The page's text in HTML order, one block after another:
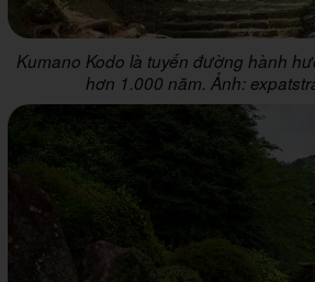
Kumano Kodo là tuyến đường hành
hơn 1.000 năm. Ảnh: